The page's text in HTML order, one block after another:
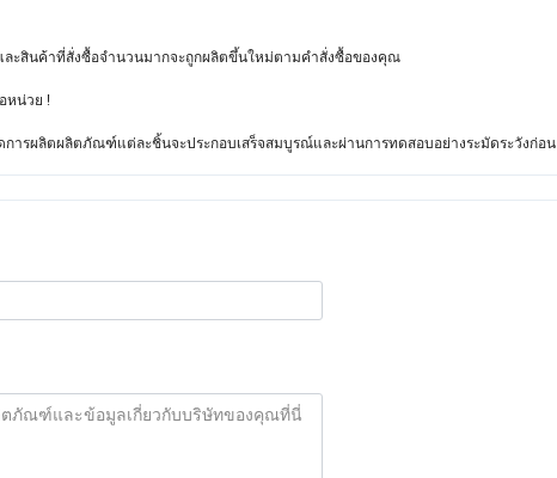
ะสินค้าที่สั่งซื้อจำนวนมากจะถูกผลิตขึ้นใหม่ตามคำสั่งซื้อของคุณ
หน่วย !
รผลิตผลิตภัณฑ์แต่ละชิ้นจะประกอบเสร็จสมบูรณ์และผ่านการทดสอบอย่างระมัดระวังก่อน